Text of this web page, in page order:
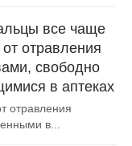
все чаще
отравления
свободно
в аптеках
отравления
в...